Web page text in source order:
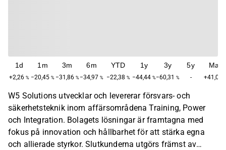
1d
+2,26 %
1m
−20,45 %
3m
−31,86 %
6m
−34,97 %
YTD
−22,38 %
1y
−44,44 %
3y
−60,31 %
5y
-
Max
+41,08
W5 Solutions utvecklar och levererar försvars- och
säkerhetsteknik inom affärsområdena Training, Power
och Integration. Bolagets lösningar är framtagna med
fokus på innovation och hållbarhet för att stärka egna
och allierade styrkor. Slutkunderna utgörs främst av